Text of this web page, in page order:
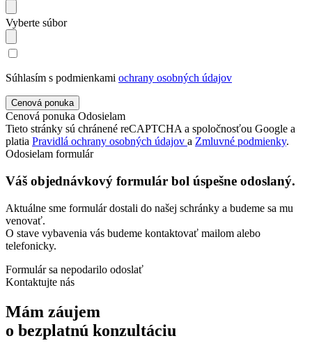
Vyberte súbor
Súhlasím s podmienkami ochrany osobných údajov
Cenová ponuka Odosielam
Tieto stránky sú chránené reCAPTCHA a spoločnosťou Google a
platia Pravidlá ochrany osobných údajov a Zmluvné podmienky.
Odosielam formulár
Váš objednávkový formulár bol úspešne odoslaný.
Aktuálne sme formulár dostali do našej schránky a budeme sa mu
venovať.
O stave vybavenia vás budeme kontaktovať mailom alebo
telefonicky.
Formulár sa nepodarilo odoslať
Kontaktujte nás
Mám záujem
o bezplatnú konzultáciu